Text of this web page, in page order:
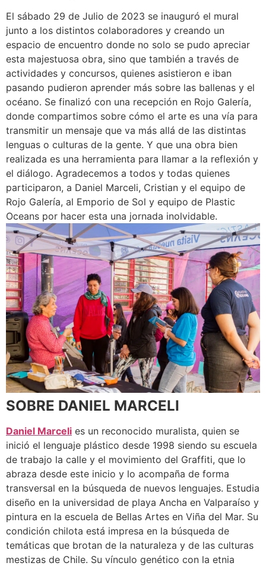
El sábado 29 de Julio de 2023 se inauguró el mural
junto a los distintos colaboradores y creando un
espacio de encuentro donde no solo se pudo apreciar
esta majestuosa obra, sino que también a través de
actividades y concursos, quienes asistieron e iban
pasando pudieron aprender más sobre las ballenas y el
océano. Se finalizó con una recepción en Rojo Galería,
donde compartimos sobre cómo el arte es una vía para
transmitir un mensaje que va más allá de las distintas
lenguas o culturas de la gente. Y que una obra bien
realizada es una herramienta para llamar a la reflexión y
el diálogo. Agradecemos a todos y todas quienes
participaron, a Daniel Marceli, Cristian y el equipo de
Rojo Galería, al Emporio de Sol y equipo de Plastic
Oceans por hacer esta una jornada inolvidable.
SOBRE DANIEL MARCELI
Daniel Marceli es un reconocido muralista, quien se
inició el lenguaje plástico desde 1998 siendo su escuela
de trabajo la calle y el movimiento del Graffiti, que lo
abraza desde este inicio y lo acompaña de forma
transversal en la búsqueda de nuevos lenguajes. Estudia
diseño en la universidad de playa Ancha en Valparaíso y
pintura en la escuela de Bellas Artes en Viña del Mar. Su
condición chilota está impresa en la búsqueda de
temáticas que brotan de la naturaleza y de las culturas
mestizas de Chile. Su vínculo genético con la etnia